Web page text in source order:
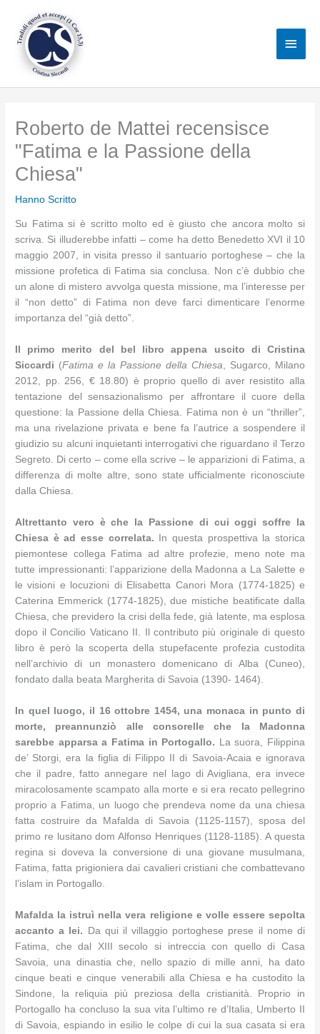
contenuto
Roberto de Mattei recensisce
"Fatima e la Passione della
Chiesa"
Hanno Scritto
Su Fatima si è scritto molto ed è giusto che ancora molto si
scriva. Si illuderebbe infatti ‒ come ha detto Benedetto XVI il 10
maggio 2007, in visita presso il santuario portoghese ‒ che la
missione profetica di Fatima sia conclusa. Non c’è dubbio che
un alone di mistero avvolga questa missione, ma l’interesse per
il “non dettoˮ di Fatima non deve farci dimenticare l’enorme
importanza del “già dettoˮ.
Il primo merito del bel libro appena uscito di Cristina
Siccardi (Fatima e la Passione della Chiesa , Sugarco, Milano
2012, pp. 256, € 18.80) è proprio quello di aver resistito alla
tentazione del sensazionalismo per affrontare il cuore della
questione: la Passione della Chiesa. Fatima non è un “thrillerˮ,
ma una rivelazione privata e bene fa l’autrice a sospendere il
giudizio su alcuni inquietanti interrogativi che riguardano il Terzo
Segreto. Di certo ‒ come ella scrive ‒ le apparizioni di Fatima, a
differenza di molte altre, sono state ufficialmente riconosciute
dalla Chiesa.
Altrettanto vero è che la Passione di cui oggi soffre la
Chiesa è ad esse correlata. In questa prospettiva la storica
piemontese collega Fatima ad altre profezie, meno note ma
tutte impressionanti: l’apparizione della Madonna a La Salette e
le visioni e locuzioni di Elisabetta Canori Mora (1774-1825) e
Caterina Emmerick (1774-1825), due mistiche beatificate dalla
Chiesa, che previdero la crisi della fede, già latente, ma esplosa
dopo il Concilio Vaticano II. Il contributo più originale di questo
libro è però la scoperta della stupefacente profezia custodita
nell’archivio di un monastero domenicano di Alba (Cuneo),
fondato dalla beata Margherita di Savoia (1390- 1464).
In quel luogo, il 16 ottobre 1454, una monaca in punto di
morte, preannunziò alle consorelle che la Madonna
sarebbe apparsa a Fatima in Portogallo. La suora, Filippina
de’ Storgi, era la figlia di Filippo II di Savoia-Acaia e ignorava
che il padre, fatto annegare nel lago di Avigliana, era invece
miracolosamente scampato alla morte e si era recato pellegrino
proprio a Fatima, un luogo che prendeva nome da una chiesa
fatta costruire da Mafalda di Savoia (1125-1157), sposa del
primo re lusitano dom Alfonso Henriques (1128-1185). A questa
regina si doveva la conversione di una giovane musulmana,
Fatima, fatta prigioniera dai cavalieri cristiani che combattevano
l’islam in Portogallo.
Mafalda la istruì nella vera religione e volle essere sepolta
accanto a lei. Da qui il villaggio portoghese prese il nome di
Fatima, che dal XIII secolo si intreccia con quello di Casa
Savoia, una dinastia che, nello spazio di mille anni, ha dato
cinque beati e cinque venerabili alla Chiesa e ha custodito la
Sindone, la reliquia più preziosa della cristianità. Proprio in
Portogallo ha concluso la sua vita l’ultimo re d’Italia, Umberto II
di Savoia, espiando in esilio le colpe di cui la sua casata si era